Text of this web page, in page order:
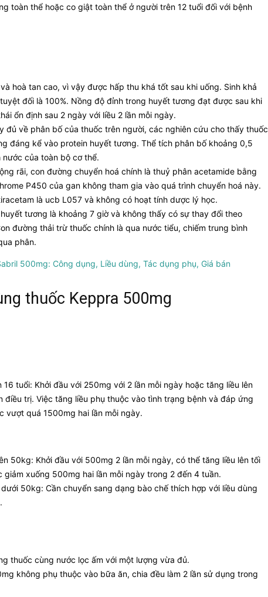
toàn thể hoặc co giật toàn thể ở người trên 12 tuổi đối với bệnh
hoà tan cao, vì vậy được hấp thu khá tốt sau khi uống. Sinh khả
đối là 100%. Nồng độ đỉnh trong huyết tương đạt được sau khi
ổn định sau 2 ngày với liều 2 lần mỗi ngày.
đủ về phân bố của thuốc trên người, các nghiên cứu cho thấy thuốc
đáng kể vào protein huyết tương. Thể tích phân bố khoảng 0,5
của toàn bộ cơ thể.
rãi, con đường chuyển hoá chính là thuỷ phân acetamide bằng
P450 của gan không tham gia vào quá trình chuyển hoá này.
là ucb L057 và không có hoạt tính dược lý học.
tương là khoảng 7 giờ và không thấy có sự thay đổi theo
đường thải trừ thuốc chính là qua nước tiểu, chiếm trung bình
phân.
500mg: Công dụng, Liều dùng, Tác dụng phụ, Giá bán
thuốc Keppra 500mg
tuổi: Khởi đầu với 250mg với 2 lần mỗi ngày hoặc tăng liều lên
điều trị. Việc tăng liều phụ thuộc vào tình trạng bệnh và đáp ứng
vượt quá 1500mg hai lần mỗi ngày.
50kg: Khởi đầu với 500mg 2 lần mỗi ngày, có thể tăng liều lên tối
giảm xuống 500mg hai lần mỗi ngày trong 2 đến 4 tuần.
50kg: Cần chuyển sang dạng bào chế thích hợp với liều dùng
thuốc cùng nước lọc ấm với một lượng vừa đủ.
không phụ thuộc vào bữa ăn, chia đều làm 2 lần sử dụng trong